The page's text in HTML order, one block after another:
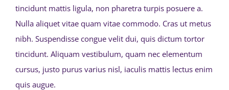
tincidunt mattis ligula, non pharetra turpis posuere a.
Nulla aliquet vitae quam vitae commodo. Cras ut metus
nibh. Suspendisse congue velit dui, quis dictum tortor
tincidunt. Aliquam vestibulum, quam nec elementum
cursus, justo purus varius nisl, iaculis mattis lectus enim
quis augue.